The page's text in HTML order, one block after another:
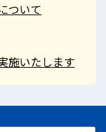
ついて
施いたします